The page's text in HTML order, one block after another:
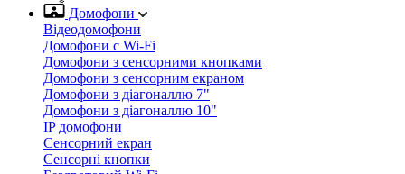
Домофони
Відеодомофони
Домофони с Wi-Fi
Домофони з сенсорними кнопками
Домофони з сенсорним екраном
Домофони з діагоналлю 7"
Домофони з діагоналлю 10"
IP домофони
Сенсорний екран
Сенсорні кнопки